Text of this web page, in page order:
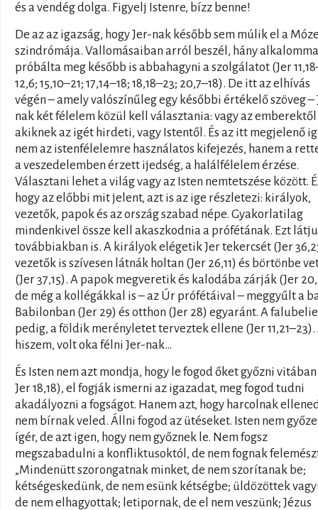
és a vendég dolga. Figyelj Istenre, bízz benne!
De az az igazság, hogy Jer-nak később sem múlik el a
szindrómája. Vallomásaiban arról beszél, hány
próbálta meg később is abbahagyni a szolgálatot (Jer
12,6; 15,10–21; 17,14–18; 18,18–23; 20,7–18). De itt az elhívás
végén – amely valószínűleg egy későbbi értékelő szöveg –
nak két félelem közül kell választania: vagy az
akiknek az igét hirdeti, vagy Istentől. És az itt megjelenő
nem az istenfélelemre használatos kifejezés, hanem a
a veszedelemben érzett ijedség, a halálfélelem érzése.
Választani lehet a világ vagy az Isten nemtetszése között.
hogy az előbbi mit jelent, azt is az ige részletezi: királyok,
vezetők, papok és az ország szabad népe. Gyakorlatilag
mindenkivel össze kell akaszkodnia a prófétának. Ezt
továbbiakban is. A királyok elégetik Jer tekercsét (Jer
vezetők is szívesen látnák holtan (Jer 26,11) és börtönbe
(Jer 37,15). A papok megveretik és kalodába zárják (Jer
de még a kollégákkal is – az Úr prófétáival – meggyűlt a
Babilonban (Jer 29) és otthon (Jer 28) egyaránt. A
pedig, a földik merényletet terveztek ellene (Jer 11,21–23).
hiszem, volt oka félni Jer-nak…
És Isten nem azt mondja, hogy le fogod őket győzni vitában
Jer 18,18), el fogják ismerni az igazadat, meg fogod tudni
akadályozni a fogságot. Hanem azt, hogy harcolnak
nem bírnak veled. Állni fogod az ütéseket. Isten nem
ígér, de azt igen, hogy nem győznek le. Nem fogsz
megszabadulni a konfliktusoktól, de nem fognak
„Mindenütt szorongatnak minket, de nem szorítanak be;
kétségeskedünk, de nem esünk kétségbe; üldözöttek
de nem elhagyottak; letipornak, de el nem veszünk; Jézus